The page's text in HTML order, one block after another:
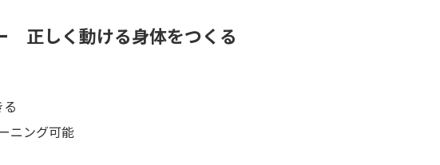
正しく動ける身体をつくる
ニング可能